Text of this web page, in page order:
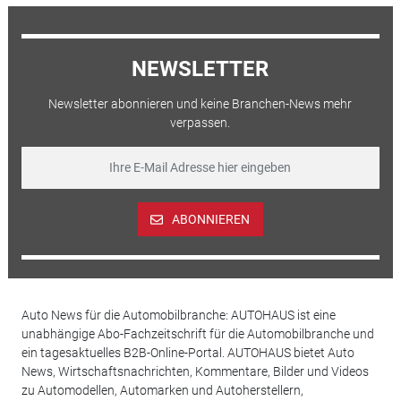
NEWSLETTER
Newsletter abonnieren und keine Branchen-News mehr
verpassen.
ABONNIEREN
Auto News für die Automobilbranche: AUTOHAUS ist eine
unabhängige Abo-Fachzeitschrift für die Automobilbranche und
ein tagesaktuelles B2B-Online-Portal. AUTOHAUS bietet Auto
News, Wirtschaftsnachrichten, Kommentare, Bilder und Videos
zu Automodellen, Automarken und Autoherstellern,